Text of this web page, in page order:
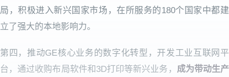
局，积极进入新兴国家市场，在所服务的180个国家中都建
立了强大的本地影响力。
第四，推动GE核心业务的数字化转型，开发工业互联网平
台，通过收购布局软件和3D打印等新兴业务， 成为带动生产